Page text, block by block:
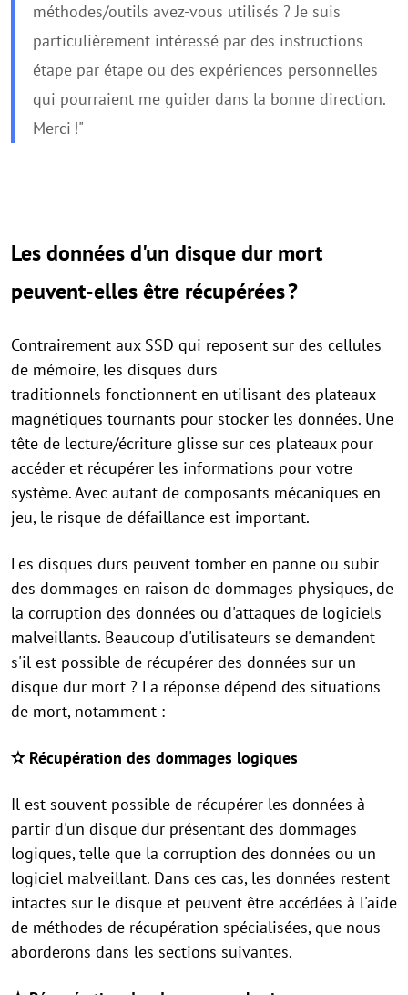
méthodes/outils avez-vous utilisés ? Je suis
particulièrement intéressé par des instructions
étape par étape ou des expériences personnelles
qui pourraient me guider dans la bonne direction.
Merci !"
Les données d'un disque dur mort
peuvent-elles être récupérées ?
Contrairement aux SSD qui reposent sur des cellules
de mémoire, les disques durs
traditionnels fonctionnent en utilisant des plateaux
magnétiques tournants pour stocker les données. Une
tête de lecture/écriture glisse sur ces plateaux pour
accéder et récupérer les informations pour votre
système. Avec autant de composants mécaniques en
jeu, le risque de défaillance est important.
Les disques durs peuvent tomber en panne ou subir
des dommages en raison de dommages physiques, de
la corruption des données ou d'attaques de logiciels
malveillants. Beaucoup d'utilisateurs se demandent
s'il est possible de récupérer des données sur un
disque dur mort ? La réponse dépend des situations
de mort, notamment :
✫ Récupération des dommages logiques
Il est souvent possible de récupérer les données à
partir d'un disque dur présentant des dommages
logiques, telle que la corruption des données ou un
logiciel malveillant. Dans ces cas, les données restent
intactes sur le disque et peuvent être accédées à l'aide
de méthodes de récupération spécialisées, que nous
aborderons dans les sections suivantes.